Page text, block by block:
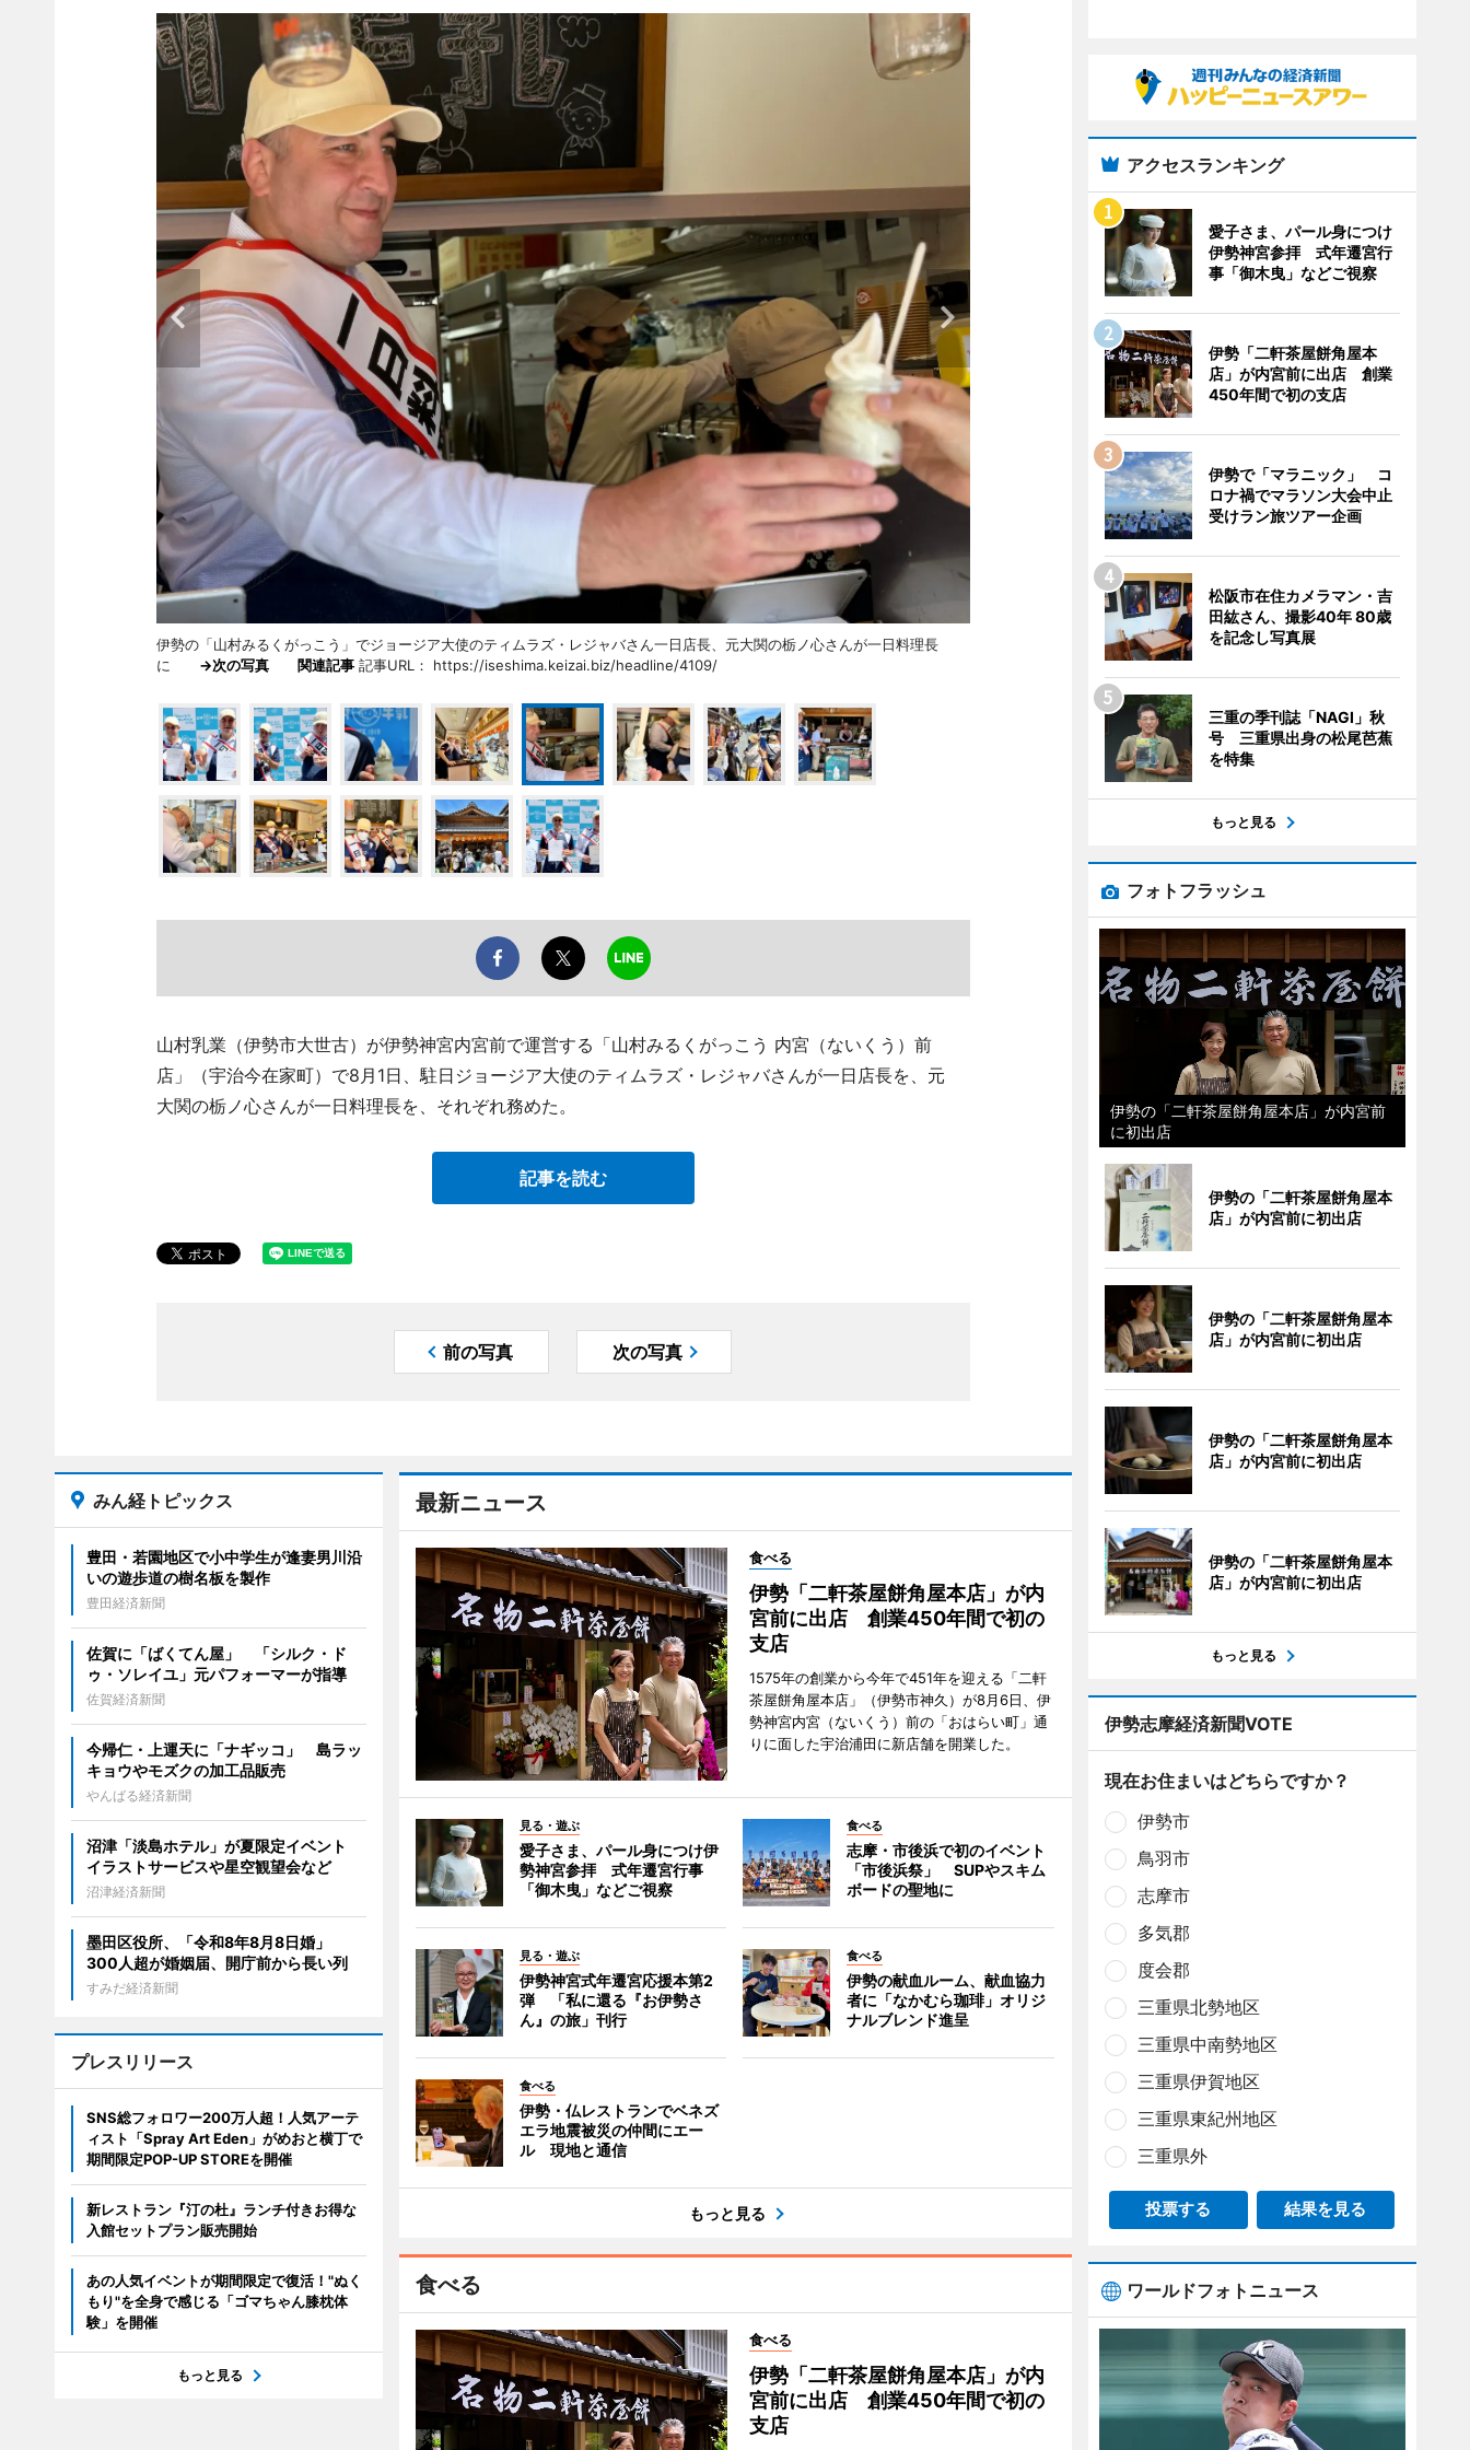
伊勢の「山村みるくがっこう」でジョージア大使のティムラズ・レジャバさん一日店長、元大関の栃ノ心さんが一日料理長
に →次の写真 関連記事記事URL： https://iseshima.keizai.biz/headline/4109/
山村乳業（伊勢市大世古）が伊勢神宮内宮前で運営する「山村みるくがっこう 内宮（ないくう）前
店」（宇治今在家町）で8月1日、駐日ジョージア大使のティムラズ・レジャバさんが一日店長を、元
大関の栃ノ心さんが一日料理長を、それぞれ務めた。
記事を読む
前の写真 次の写真
最新ニュース
食べる
伊勢「二軒茶屋餅角屋本店」が内
宮前に出店 創業450年間で初の
支店
1575年の創業から今年で451年を迎える「二軒
茶屋餅角屋本店」（伊勢市神久）が8月6日、伊
勢神宮内宮（ないくう）前の「おはらい町」通
りに面した宇治浦田に新店舗を開業した。
見る・遊ぶ
愛子さま、パール身につけ伊
勢神宮参拝 式年遷宮行事
「御木曳」などご視察
食べる
志摩・市後浜で初のイベント
「市後浜祭」 SUPやスキム
ボードの聖地に
見る・遊ぶ
伊勢神宮式年遷宮応援本第2
弾 「私に還る『お伊勢さ
ん』の旅」刊行
食べる
伊勢の献血ルーム、献血協力
者に「なかむら珈琲」オリジ
ナルブレンド進呈
食べる
伊勢・仏レストランでベネズ
エラ地震被災の仲間にエー
ル 現地と通信
もっと見る
食べる
食べる
伊勢「二軒茶屋餅角屋本店」が内
宮前に出店 創業450年間で初の
支店
みん経トピックス
豊田・若園地区で小中学生が逢妻男川沿
いの遊歩道の樹名板を製作
豊田経済新聞
佐賀に「ばくてん屋」 「シルク・ド
ゥ・ソレイユ」元パフォーマーが指導
佐賀経済新聞
今帰仁・上運天に「ナギッコ」 島ラッ
キョウやモズクの加工品販売
やんばる経済新聞
沼津「淡島ホテル」が夏限定イベント
イラストサービスや星空観望会など
沼津経済新聞
墨田区役所、「令和8年8月8日婚」
300人超が婚姻届、開庁前から長い列
すみだ経済新聞
プレスリリース
SNS総フォロワー200万人超！人気アーテ
ィスト「Spray Art Eden」がめおと横丁で
期間限定POP-UP STOREを開催
新レストラン『汀の杜』ランチ付きお得な
入館セットプラン販売開始
あの人気イベントが期間限定で復活！"ぬく
もり"を全身で感じる「ゴマちゃん膝枕体
験」を開催
もっと見る
アクセスランキング
愛子さま、パール身につけ
伊勢神宮参拝 式年遷宮行
事「御木曳」などご視察
伊勢「二軒茶屋餅角屋本
店」が内宮前に出店 創業
450年間で初の支店
伊勢で「マラニック」 コ
ロナ禍でマラソン大会中止
受けラン旅ツアー企画
松阪市在住カメラマン・吉
田紘さん、撮影40年 80歳
を記念し写真展
三重の季刊誌「NAGI」秋
号 三重県出身の松尾芭蕉
を特集
もっと見る
フォトフラッシュ
伊勢の「二軒茶屋餅角屋本店」が内宮前
に初出店
伊勢の「二軒茶屋餅角屋本
店」が内宮前に初出店
伊勢の「二軒茶屋餅角屋本
店」が内宮前に初出店
伊勢の「二軒茶屋餅角屋本
店」が内宮前に初出店
伊勢の「二軒茶屋餅角屋本
店」が内宮前に初出店
もっと見る
伊勢志摩経済新聞VOTE
現在お住まいはどちらですか？
伊勢市
鳥羽市
志摩市
多気郡
度会郡
三重県北勢地区
三重県中南勢地区
三重県伊賀地区
三重県東紀州地区
三重県外
投票する 結果を見る
ワールドフォトニュース